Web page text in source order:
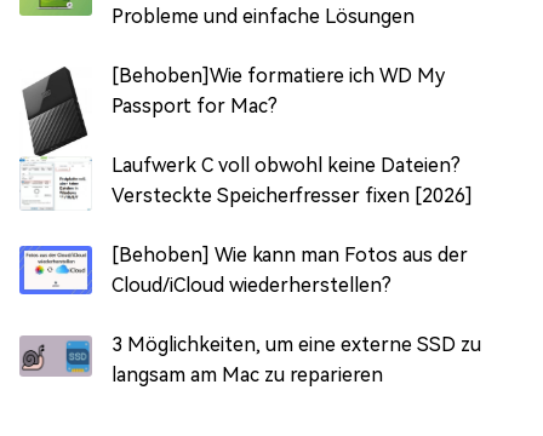
Probleme und einfache Lösungen
[Behoben]Wie formatiere ich WD My
Passport for Mac?
Laufwerk C voll obwohl keine Dateien?
Versteckte Speicherfresser fixen [2026]
[Behoben] Wie kann man Fotos aus der
Cloud/iCloud wiederherstellen?
3 Möglichkeiten, um eine externe SSD zu
langsam am Mac zu reparieren